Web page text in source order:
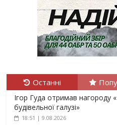
Останні
Ігор Гуда отримав нагороду
будівельної галузі»
18:51 | 9.08.2026